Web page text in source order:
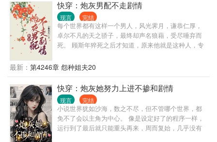
快穿：炮灰男配不走剧情
现言 完结
每个世界都有这样一个男人，风光霁月，谦恭仁厚，
卓尔不凡的天之骄子，最终却声名狼藉，受尽唾弃而
死。 顾斯年猝死之后才知道，原来他就是这种人，专
的光鲜亮丽。 可是凭什么…… 于是顾斯年走上了反抗
之路，成为了男主的表哥，男主的师兄，男主的学
长… 炮灰走出剧本，活出自己的人生
最新： 第4246章 怨种姐夫20
快穿：炮灰她努力上进不掺和剧情
现言 完结
小说世界犹如沙海，数之不尽，但不管哪个世界，都
免不了会以主角为中心。 像是设定好了的程序一样，
运行到了最后就只能重头再来，周而复始，几乎没有